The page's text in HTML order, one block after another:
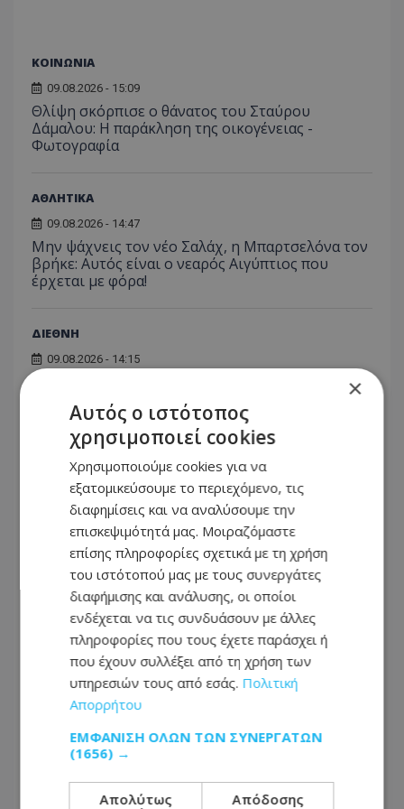
ΚΟΙΝΩΝΙΑ
09.08.2026 - 15:09
Θλίψη σκόρπισε ο θάνατος του Σταύρου
Δάμαλου: Η παράκληση της οικογένειας -
Φωτογραφία
ΑΘΛΗΤΙΚΑ
09.08.2026 - 14:47
Μην ψάχνεις τον νέο Σαλάχ, η Μπαρτσελόνα τον
βρήκε: Αυτός είναι ο νεαρός Αιγύπτιος που
έρχεται με φόρα!
ΔΙΕΘΝΗ
09.08.2026 - 14:15
Ανατολής: Γιατί χίλια πλήγματα δεν ήταν αρκετά
για να τους σταματήσουν
ΠΟΛΙΤΙΚΗ
09.08.2026 - 13:58
Νέο «χτύπημα» ΔΗΣΥ για τους διορισμούς: «6
ερωτήματα που η Κυβέρνηση πρέπει να
απαντήσει»
×
Αυτός ο ιστότοπος
χρησιμοποιεί cookies
Χρησιμοποιούμε cookies για να
εξατομικεύσουμε το περιεχόμενο, τις
διαφημίσεις και να αναλύσουμε την
επισκεψιμότητά μας. Μοιραζόμαστε
επίσης πληροφορίες σχετικά με τη χρήση
του ιστότοπού μας με τους συνεργάτες
διαφήμισης και ανάλυσης, οι οποίοι
ενδέχεται να τις συνδυάσουν με άλλες
πληροφορίες που τους έχετε παράσχει ή
που έχουν συλλέξει από τη χρήση των
υπηρεσιών τους από εσάς. Πολιτική
Απορρήτου
ΕΜΦΆΝΙΣΗ ΌΛΩΝ ΤΩΝ ΣΥΝΕΡΓΑΤΏΝ
(1656) →
Απολύτως
Απόδοσης